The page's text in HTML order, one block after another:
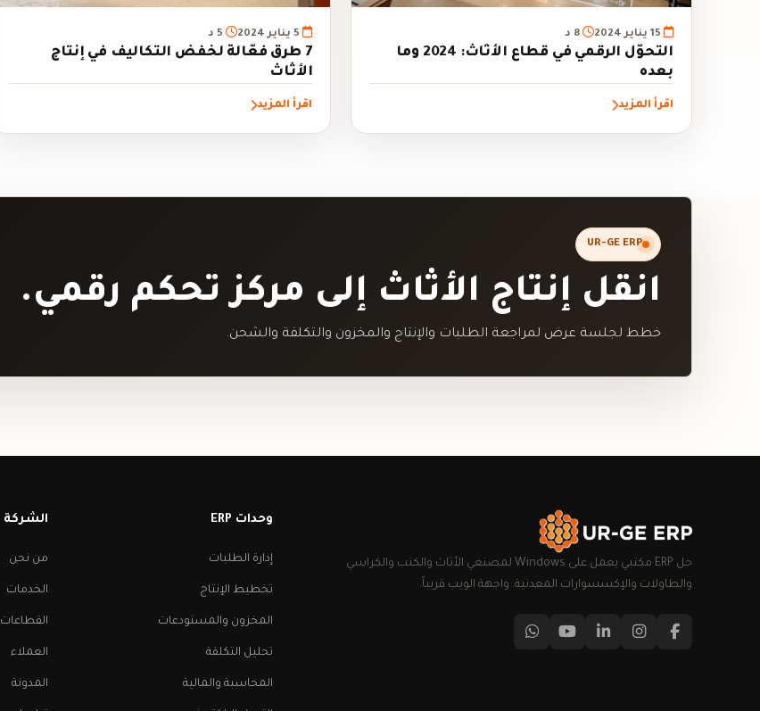
التحوّل الرقمي في قطاع الأثاث: 2024 وما
بعده
اقرأ المزيد
5 يناير 2024 5 د
7 طرق فعّالة لخفض التكاليف في إنتاج
الأثاث
اقرأ المزيد
UR-GE ERP
انقل إنتاج الأثاث إلى مركز تحكم رقمي.
خطط لجلسة عرض لمراجعة الطلبات والإنتاج والمخزون والتكلفة والشحن.
حل ERP مكتبي يعمل على Windows لمصنعي الأثاث والكنب والكراسي
والطاولات والإكسسوارات المعدنية. واجهة الويب قريباً.
وحدات ERP
إدارة الطلبات
تخطيط الإنتاج
المخزون والمستودعات
تحليل التكلفة
المحاسبة والمالية
الشركة
من نحن
الخدمات
القطاعات
العملاء
المدونة